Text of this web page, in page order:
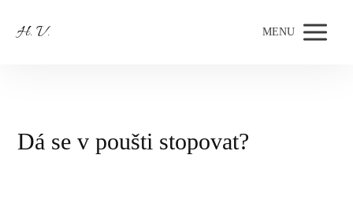
H. V. MENU
Dá se v poušti stopovat?